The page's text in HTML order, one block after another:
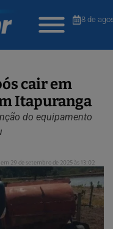
8 de
cair em
Itapuranga
do equipamento
29 de setembro de 2025 às 13:02